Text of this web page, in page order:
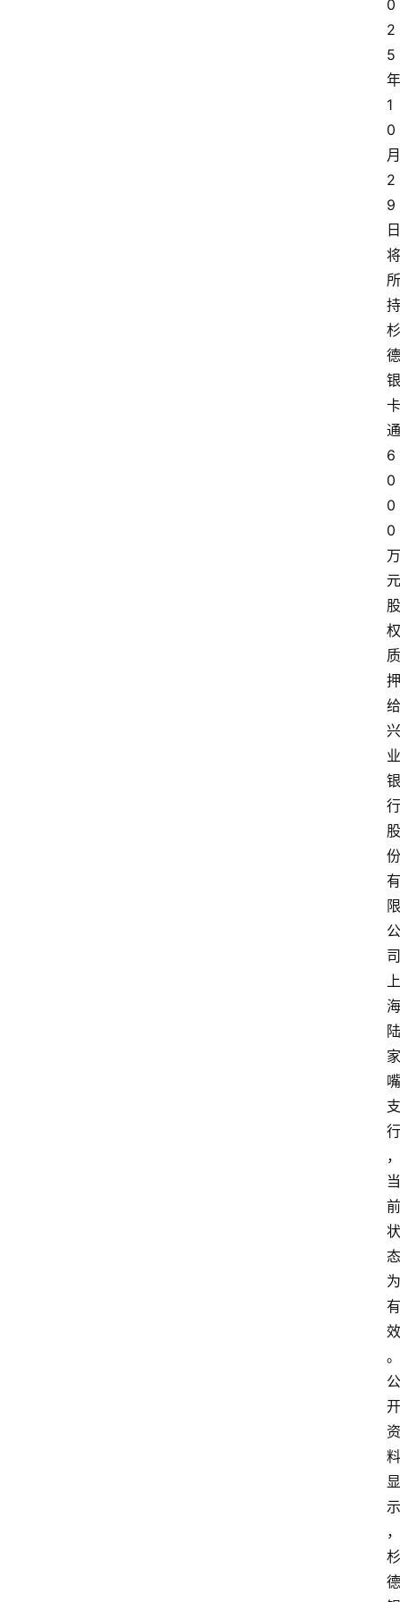
0
2
5
年
1
0
月
2
9
日
将
所
持
杉
德
银
卡
通
6
0
0
0
万
元
股
权
质
押
给
兴
业
银
行
股
份
有
限
公
司
上
海
陆
家
嘴
支
行
，
当
前
状
态
为
有
效
。
公
开
资
料
显
示
，
杉
德